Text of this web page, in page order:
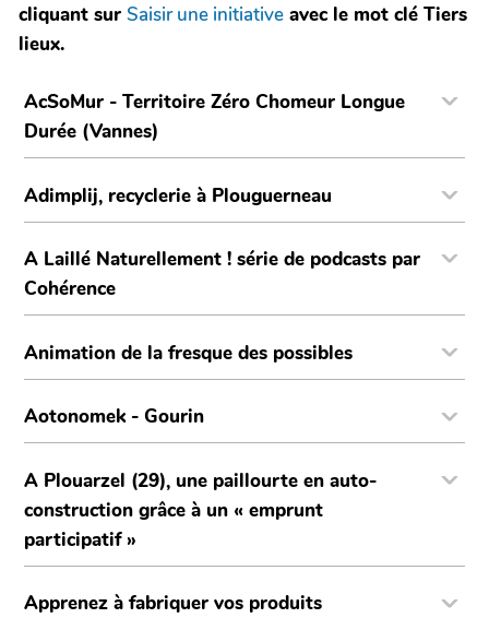
cliquant sur Saisir une initiative avec le mot clé Tiers
lieux.
AcSoMur - Territoire Zéro Chomeur Longue
Durée (Vannes)
Adimplij, recyclerie à Plouguerneau
A Laillé Naturellement ! série de podcasts par
Cohérence
Animation de la fresque des possibles
Aotonomek - Gourin
A Plouarzel (29), une paillourte en auto-
construction grâce à un « emprunt
participatif »
Apprenez à fabriquer vos produits